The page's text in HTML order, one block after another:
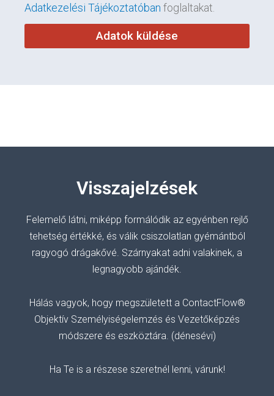
Adatkezelési Tájékoztatóban foglaltakat.
Adatok küldése
Visszajelzések
Felemelőlátni, miképp formálódik az egyénben rejlő
tehetség értékké, és válik csiszolatlan gyémántból
ragyogó drágakővé. Szárnyakat adni valakinek, a
legnagyobb ajándék.
Hálás vagyok, hogy megszületett a ContactFlow®
Objektív Személyiségelemzés és Vezetőképzés
módszere és eszköztára. (dénesévi)
Ha Te is a részese szeretnél lenni, várunk!